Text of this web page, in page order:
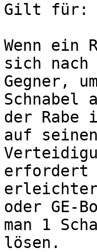
Gilt für:
Wenn
sich
Gegner,
Schnabel
der
auf
erfordert
oder GE-
man 1
lösen.